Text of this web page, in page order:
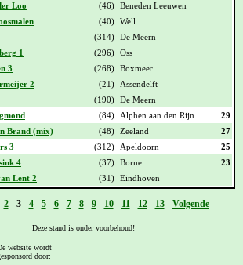
Loo
(46) Beneden Leeuwen
(40) Well
(314) De Meern
1
(296) Oss
3
(268) Boxmeer
2
(21)
Assendelft
(190) De Meern
(84) Alphen aan den Rijn
29
Brand (mix) (48) Zeeland
27
3 (312) Apeldoorn
25
4 (37) Borne
23
Lent 2
(31) Eindhoven
2- 3- 4- 5- 6- 7- 8- 9- 10- 11- 12- 13- Volgende
Deze stand is onder voorbehoud!
etappe 12
website wordt
door: